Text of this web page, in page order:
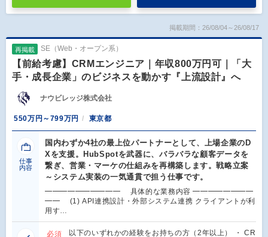
掲載期間：26/08/04～26/08/17
再掲載 SE（Web・オープン系）
【前給考慮】CRMエンジニア｜年収800万円可｜「大
手・成長企業」のビジネスを動かす『上流設計』へ
ナウビレッジ株式会社
550万円～799万円 東京都
仕事
内容
国内わずか4社の最上位パートナーとして、上場企業のD
Xを支援。HubSpotを武器に、バラバラな顧客データを
繋ぎ、営業・マーケの仕組みを再構築します。戦略立案
～システム実装の一気通貫で担う仕事です。
━━━━━━━━━━ 具体的な業務内容 ━━━━━━━━
━━ (1) API連携設計・外部システム連携 クライアントが利
用す…
必須 以下のいずれかの経験をお持ちの方（2年以上） ・ CR